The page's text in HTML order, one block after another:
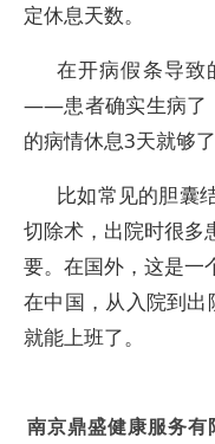
定休息天数。
在开病假条导致
——患者确实生病了
的病情休息3天就够
比如常见的胆囊
切除术，出院时很多
要。在国外，这是一
在中国，从入院到
就能上班了。
南京鼎盛健康服务有